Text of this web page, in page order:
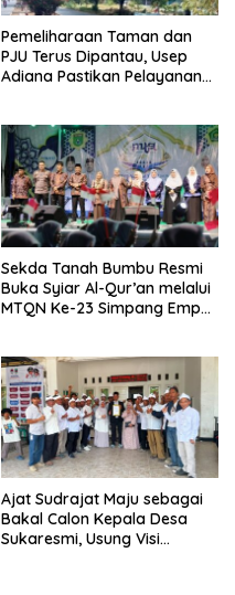
Pemeliharaan Taman dan
PJU Terus Dipantau, Usep
Adiana Pastikan Pelayanan
Sekda Tanah Bumbu Resmi
Buka Syiar Al-Qur’an melalui
MTQN Ke-23 Simpang Empat
Ajat Sudrajat Maju sebagai
Bakal Calon Kepala Desa
Sukaresmi, Usung Visi